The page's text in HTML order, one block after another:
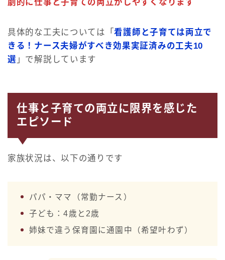
劇的に仕事と子育ての両立がしやすくなります
具体的な工夫については「看護師と子育ては両立で
きる！ナース夫婦がすべき効果実証済みの工夫10
選 」で解説しています
仕事と子育ての両立に限界を感じた
エピソード
家族状況は、以下の通りです
パパ・ママ（常勤ナース）
子ども：4歳と2歳
姉妹で違う保育園に通園中（希望叶わず）